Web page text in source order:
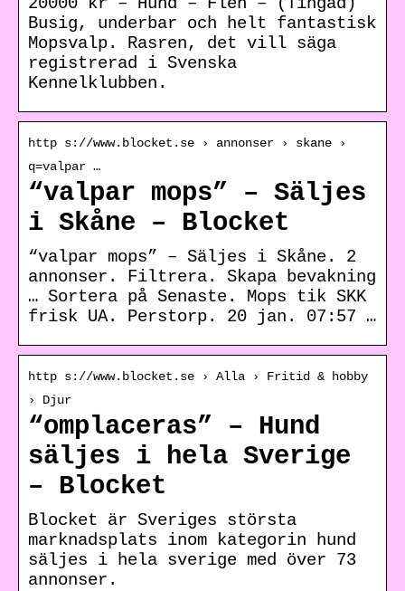
Busig, underbar och helt fantastisk
Mopsvalp. Rasren, det vill säga
registrerad i Svenska
Kennelklubben.
http s://www.blocket.se › annonser › skane ›
q=valpar …
“valpar mops” – Säljes
i Skåne – Blocket
“valpar mops” – Säljes i Skåne. 2
annonser. Filtrera. Skapa bevakning
… Sortera på Senaste. Mops tik SKK
frisk UA. Perstorp. 20 jan. 07:57 …
http s://www.blocket.se › Alla › Fritid & hobby
› Djur
“omplaceras” – Hund
säljes i hela Sverige
– Blocket
Blocket är Sveriges största
marknadsplats inom kategorin hund
säljes i hela sverige med över 73
annonser.